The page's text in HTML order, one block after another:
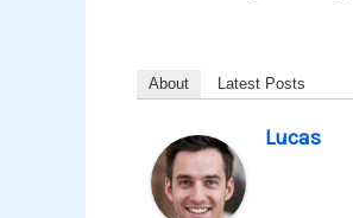
About Latest Posts
Lucas